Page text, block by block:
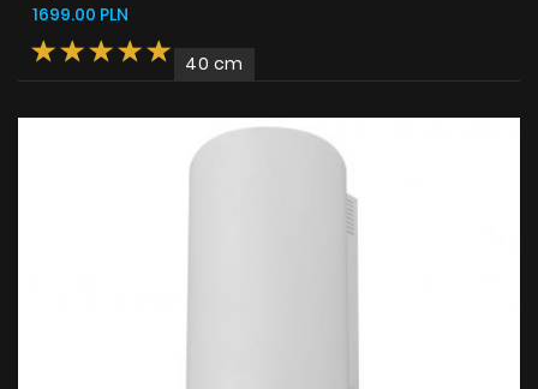
1699.00 PLN
40 cm